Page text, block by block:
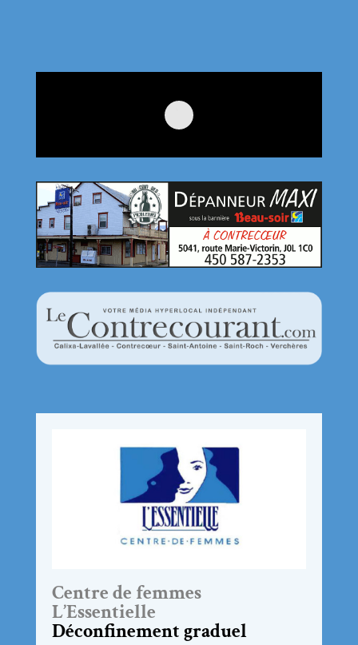
Centre de femmes
L’Essentielle
Déconfinement graduel